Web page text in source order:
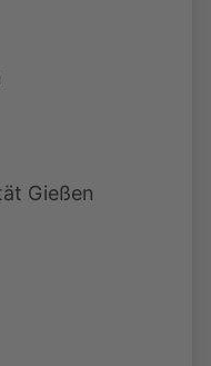
Gießen